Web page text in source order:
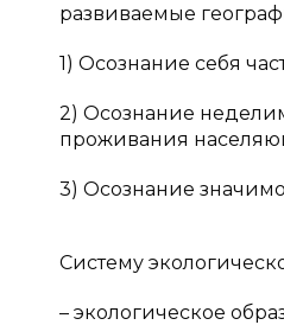
развиваемые
1) Осознание себя
2) Осознание
проживания
3) Осознание
Систему
– экологическое